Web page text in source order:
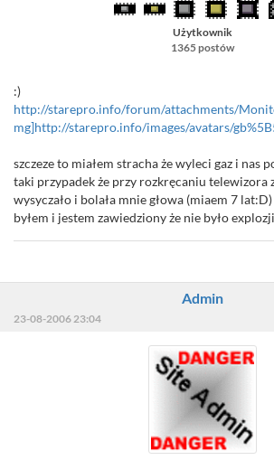
Użytkownik
1365 postów
:)
http://starepro.info/forum/attachments/
mg]http://starepro.info/images/avatars/
szczeze to miałem stracha że wyleci gaz i nas
taki przypadek że przy rozkręcaniu telewizora
wysyczało i bolała mnie głowa (miaem 7 lat:D)
byłem i jestem zawiedziony że nie było
Admin
23-08-2006 23:04